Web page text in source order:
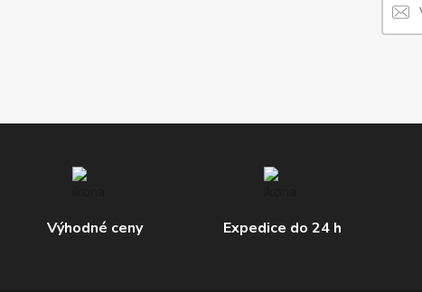
Výhodné ceny Expedice do 24 h